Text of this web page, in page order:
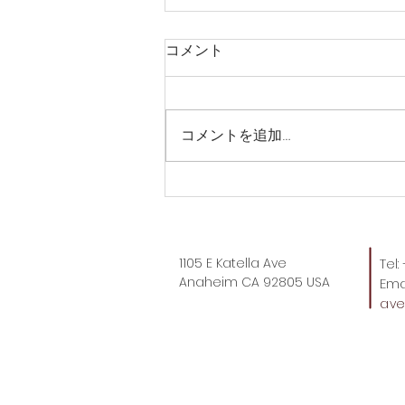
コメント
コメントを追加…
1105 E Katella Ave
Anaheim CA 92805 USA